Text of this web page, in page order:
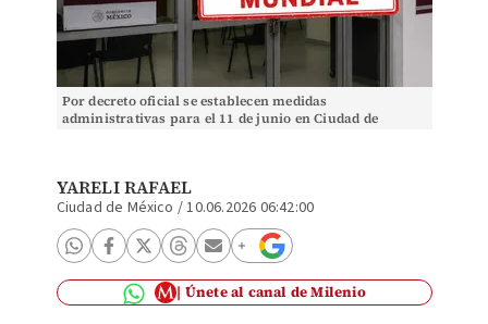
Por decreto oficial se establecen medidas
administrativas para el 11 de junio en Ciudad de
YARELI RAFAEL
Ciudad de México /10.06.2026 06:42:00
Únete al canal de Milenio